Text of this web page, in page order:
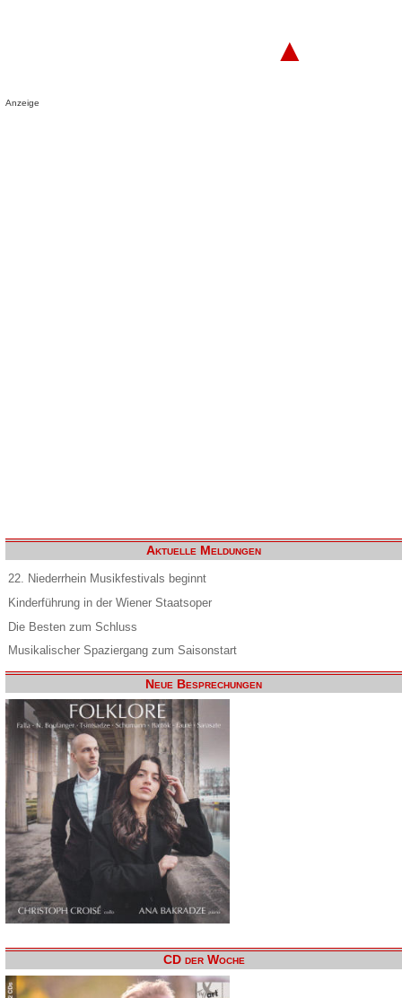
▲
Anzeige
Aktuelle Meldungen
22. Niederrhein Musikfestivals beginnt
Kinderführung in der Wiener Staatsoper
Die Besten zum Schluss
Musikalischer Spaziergang zum Saisonstart
Neue Besprechungen
CD der Woche